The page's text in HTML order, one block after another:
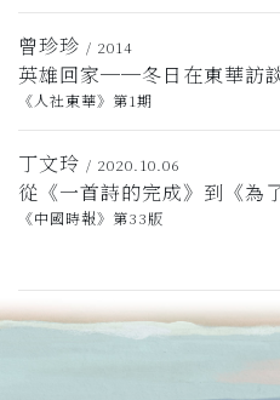
曾珍珍 / 2014
英雄回家──冬日在東華訪
《人社東華》第1期
丁文玲 / 2020.10.06
從《一首詩的完成》到《
《中國時報》第33版